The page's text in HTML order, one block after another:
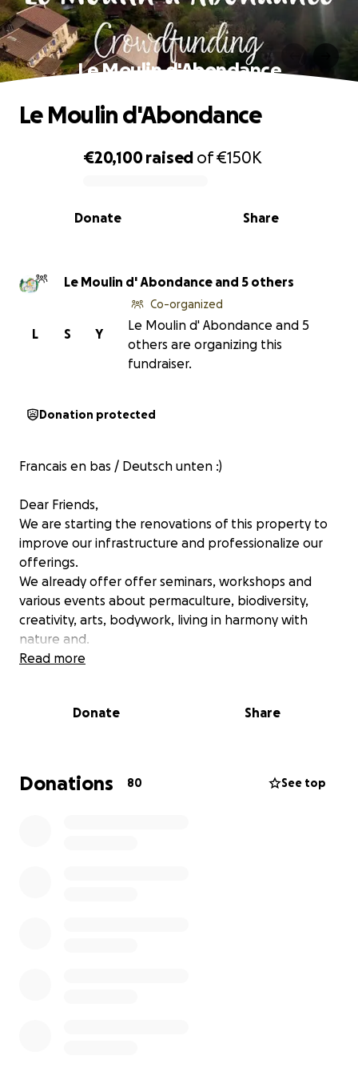
Le Moulin d'Abondance
0% complete
€20,100raised of€150K
Share
Donate
Le Moulin d'Abondance
Le Moulin d' Abondance and 5 others
Y
S
L
Co-organized
Le Moulin d' Abondance and 5
others are organizing this
fundraiser.
Donation protected
Francais en bas / Deutsch unten :)
Dear Friends,
We are starting the renovations of this property to
improve our infrastructure and professionalize our
offerings.
We already offer offer seminars, workshops and
various events about permaculture, biodiversity,
creativity, arts, bodywork, living in harmony with
nature and.
...build a music studio
...create a public camping
Read more
Donate Share
Donations 80 See top